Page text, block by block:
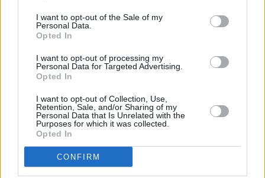
I want to opt-out of the Sale of my
Personal Data.
Opted In
I want to opt-out of processing my
Personal Data for Targeted Advertising.
Opted In
I want to opt-out of Collection, Use,
Retention, Sale, and/or Sharing of my
Personal Data that Is Unrelated with the
Purposes for which it was collected.
Opted In
CONFIRM
(requerido)